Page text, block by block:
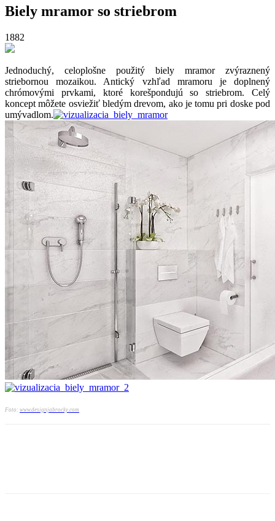
Biely mramor so striebrom
1882
Jednoduchý, celoplošne použitý biely mramor zvýraznený
striebornou mozaikou. Antický vzhľad mramoru je doplnený
chrómovými prvkami, ktoré korešpondujú so striebrom. Celý
koncept môžete osviežiť bledým drevom, ako je tomu pri doske pod
umývadlom.
Foto: www.designjabrocky.com